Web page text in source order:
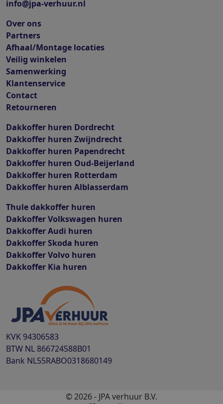
info@jpa-verhuur.nl
Over ons
Partners
Afhaal/Montage locaties
Veilig winkelen
Samenwerking
Klantenservice
Contact
Retourneren
Dakkoffer huren Dordrecht
Dakkoffer huren Zwijndrecht
Dakkoffer huren Papendrecht
Dakkoffer huren Oud-Beijerland
Dakkoffer huren Rotterdam
Dakkoffer huren Alblasserdam
Thule dakkoffer huren
Dakkoffer Volkswagen huren
Dakkoffer Audi huren
Dakkoffer Skoda huren
Dakkoffer Volvo huren
Dakkoffer Kia huren
KVK 94306583
BTW NL 866724588B01
Bank NL55RABO0318680149
© 2026 - JPA verhuur B.V.